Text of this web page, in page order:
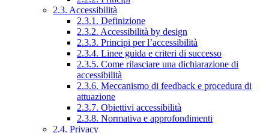
2.3. Accessibilità
2.3.1. Definizione
2.3.2. Accessibilità by design
2.3.3. Principi per l’accessibilità
2.3.4. Linee guida e criteri di successo
2.3.5. Come rilasciare una dichiarazione di
accessibilità
2.3.6. Meccanismo di feedback e procedura di
attuazione
2.3.7. Obiettivi accessibilità
2.3.8. Normativa e approfondimenti
2.4. Privacy